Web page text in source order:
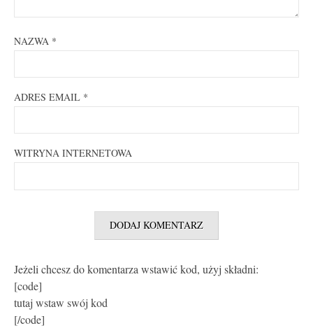
NAZWA *
ADRES EMAIL *
WITRYNA INTERNETOWA
Jeżeli chcesz do komentarza wstawić kod, użyj składni:
[code]
tutaj wstaw swój kod
[/code]